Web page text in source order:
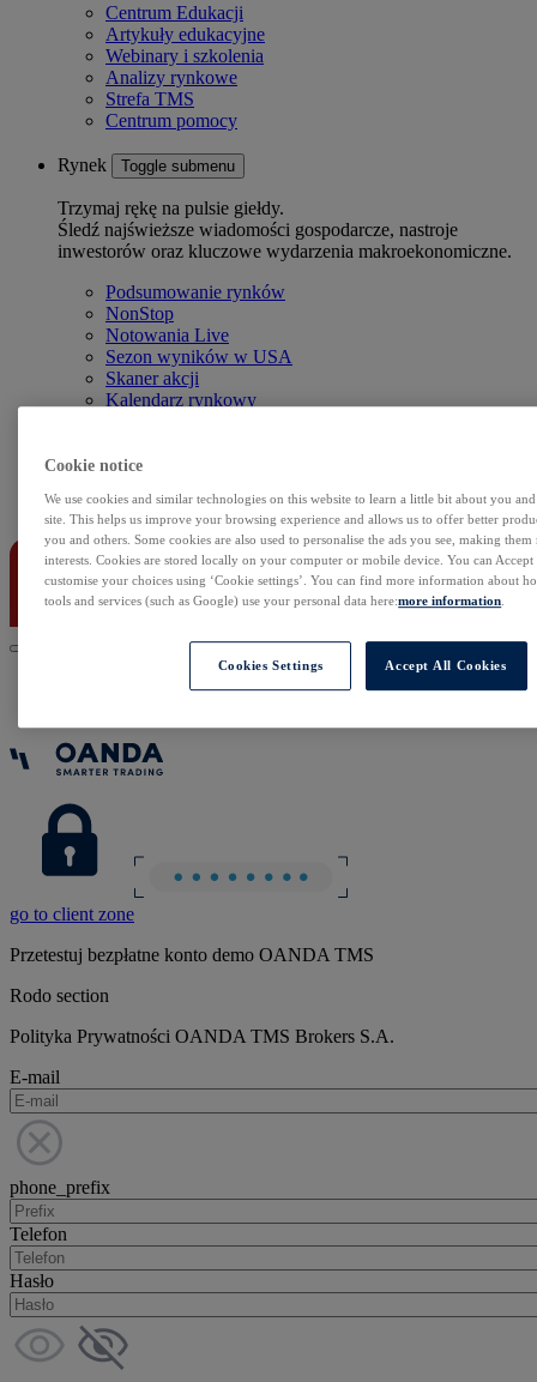
Centrum Edukacji
Artykuły edukacyjne
Webinary i szkolenia
Analizy rynkowe
Strefa TMS
Centrum pomocy
Rynek Toggle submenu
Trzymaj rękę na pulsie giełdy.
Śledź najświeższe wiadomości gospodarcze, nastroje
inwestorów oraz kluczowe wydarzenia makroekonomiczne.
Podsumowanie rynków
NonStop
Notowania Live
Sezon wyników w USA
Skaner akcji
Kalendarz rynkowy
Rolowania
Kontakt
go to client zone
Przetestuj bezpłatne konto demo OANDA TMS
Rodo section
Polityka Prywatności OANDA TMS Brokers S.A.
E-mail
phone_prefix
Telefon
Hasło
Cookie notice
We use cookies and similar technologies on this website to learn a little bit about you
site. This helps us improve your browsing experience and allows us to offer better
you and others. Some cookies are also used to personalise the ads you see, making
interests. Cookies are stored locally on your computer or mobile device. You can
customise your choices using ‘Cookie settings’. You can find more information about
tools and services (such as Google) use your personal data here:more information
Cookies Settings Accept All Cookies